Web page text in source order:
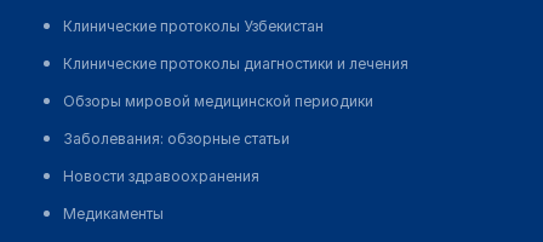
Клинические протоколы Узбекистан
Клинические протоколы диагностики и лечения
Обзоры мировой медицинской периодики
Заболевания: обзорные статьи
Новости здравоохранения
Медикаменты